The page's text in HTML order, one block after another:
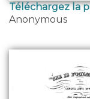
Téléchargez la
Anonymous